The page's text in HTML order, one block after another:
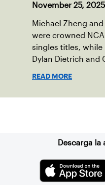
November 25, 2025
Michael Zheng
were crowned
singles titles, while
Dylan Dietrich and
READ MORE
Descarga la